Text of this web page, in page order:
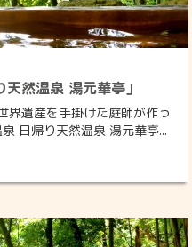
然温泉 湯元華亭」
界遺産を手掛けた庭師が作っ
日帰り天然温泉 湯元華亭...